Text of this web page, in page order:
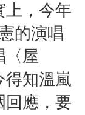
上，今年
的演唱
〈屋
得知溫嵐
回應，要